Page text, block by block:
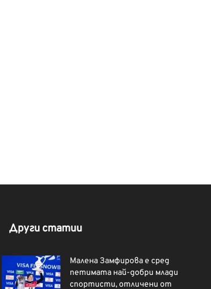
Други статии
Малена Замфирова е сред
петимата най-добри млади
спортисти, отличени от